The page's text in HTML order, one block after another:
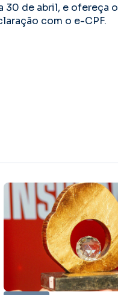
30 de abril, e ofereça o
com o e-CPF.